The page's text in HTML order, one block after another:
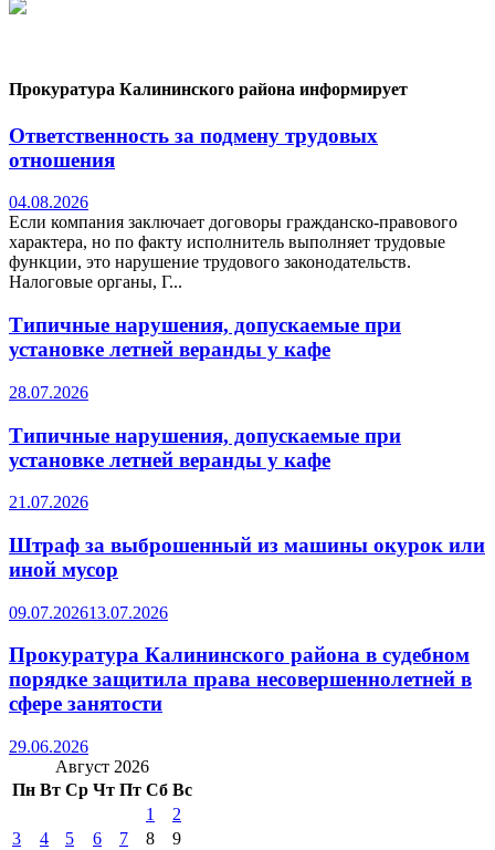
Прокуратура Калининского района информирует
Ответственность за подмену трудовых
отношения
04.08.2026
Если компания заключает договоры гражданско-правового
характера, но по факту исполнитель выполняет трудовые
функции, это нарушение трудового законодательств.
Налоговые органы, Г...
Типичные нарушения, допускаемые при
установке летней веранды у кафе
28.07.2026
Типичные нарушения, допускаемые при
установке летней веранды у кафе
21.07.2026
Штраф за выброшенный из машины окурок или
иной мусор
09.07.202613.07.2026
Прокуратура Калининского района в судебном
порядке защитила права несовершеннолетней в
сфере занятости
29.06.2026
Август 2026
Пн Вт Ср Чт Пт Сб Вс
1
2
3
4 5 6 7 8
9